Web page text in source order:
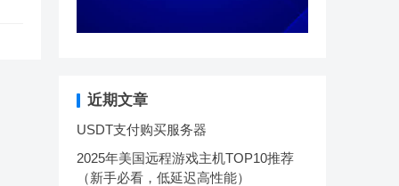
近期文章
USDT支付购买服务器
2025年美国远程游戏主机TOP10推荐
（新手必看，低延迟高性能）